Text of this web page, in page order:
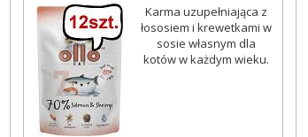
Karma uzupełniająca z
łososiem i krewetkami w
sosie własnym dla
kotów w każdym wieku.